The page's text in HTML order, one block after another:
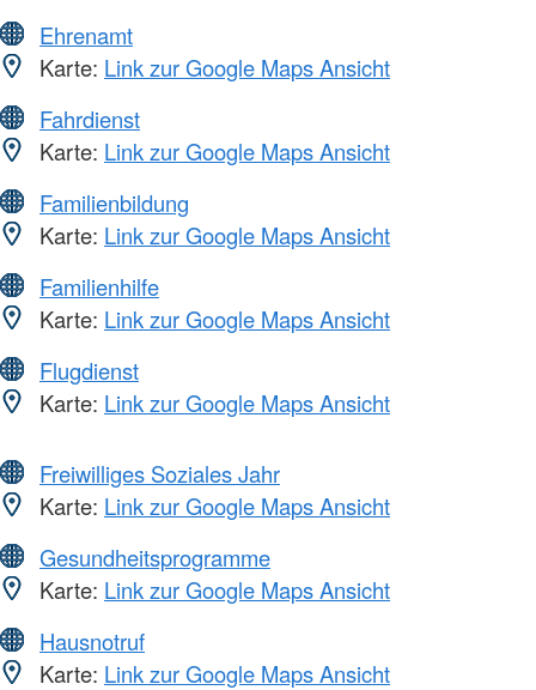
Ehrenamt
Karte: Link zur Google Maps Ansicht
Fahrdienst
Karte: Link zur Google Maps Ansicht
Familienbildung
Karte: Link zur Google Maps Ansicht
Familienhilfe
Karte: Link zur Google Maps Ansicht
Flugdienst
Karte: Link zur Google Maps Ansicht
Freiwilliges Soziales Jahr
Karte: Link zur Google Maps Ansicht
Gesundheitsprogramme
Karte: Link zur Google Maps Ansicht
Hausnotruf
Karte: Link zur Google Maps Ansicht